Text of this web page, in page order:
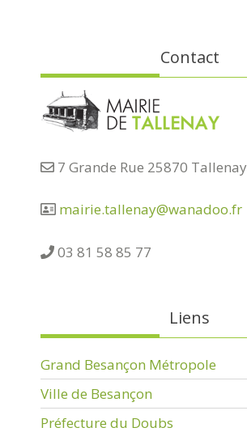
Contact
7 Grande Rue 25870 Tallenay
mairie.tallenay@wanadoo.fr
03 81 58 85 77
Liens
Grand Besançon Métropole
Ville de Besançon
Préfecture du Doubs